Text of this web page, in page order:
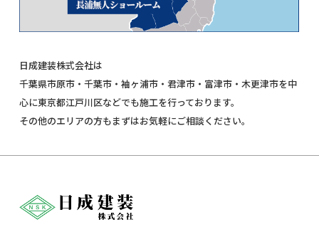
日成建装株式会社は
千葉県市原市・千葉市・袖ヶ浦市・君津市・富津市・木更津市を中
心に東京都江戸川区などでも施工を行っております。
その他のエリアの方もまずはお気軽にご相談ください。